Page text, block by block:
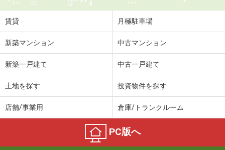
賃貸 月極駐車場
新築マンション 中古マンション
新築一戸建て 中古一戸建て
土地を探す 投資物件を探す
店舗/事業用 倉庫/トランクルーム
PC版へ